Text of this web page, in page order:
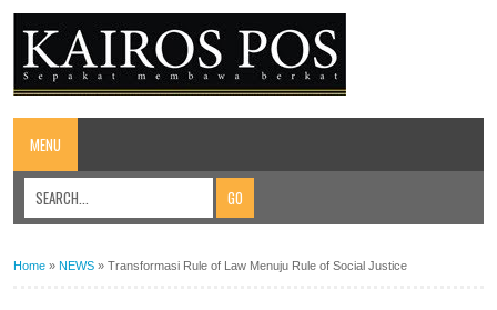
MENU
Home » NEWS » Transformasi Rule of Law Menuju Rule of Social Justice